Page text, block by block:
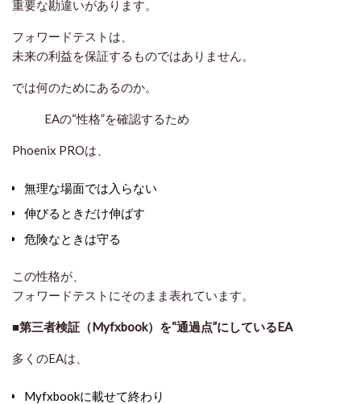
重要な勘違いがあります。
フォワードテストは、
未来の利益を保証するものではありません。
では何のためにあるのか。
EAの“性格”を確認するため
Phoenix PROは、
無理な場面では入らない
伸びるときだけ伸ばす
危険なときは守る
この性格が、
フォワードテストにそのまま表れています。
■第三者検証（Myfxbook）を“通過点”にしているEA
多くのEAは、
Myfxbookに載せて終わり